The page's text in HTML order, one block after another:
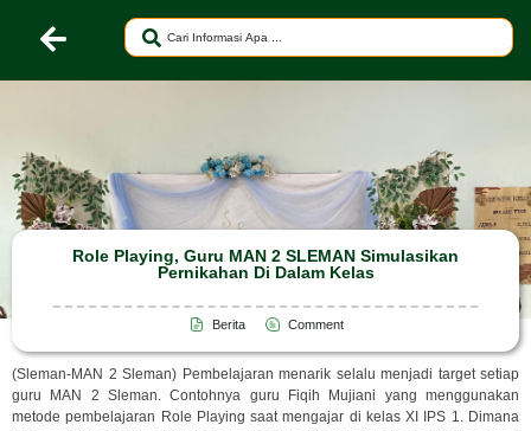
Role Playing, Guru MAN 2 SLEMAN Simulasikan
Pernikahan Di Dalam Kelas
Berita Comment
(Sleman-MAN 2 Sleman) Pembelajaran menarik selalu menjadi target setiap
guru MAN 2 Sleman. Contohnya guru Fiqih Mujiani yang menggunakan
metode pembelajaran Role Playing saat mengajar di kelas XI IPS 1. Dimana